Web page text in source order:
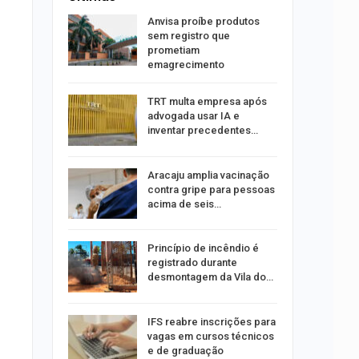
Anvisa proíbe produtos
sem registro que
prometiam
emagrecimento
TRT multa empresa após
advogada usar IA e
inventar precedentes…
Aracaju amplia vacinação
contra gripe para pessoas
acima de seis…
Princípio de incêndio é
registrado durante
desmontagem da Vila do…
IFS reabre inscrições para
vagas em cursos técnicos
e de graduação